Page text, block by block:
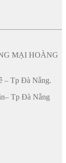
MẠI HOÀNG
– Tp Đà Nẵng.
Tp Đà Nẵng